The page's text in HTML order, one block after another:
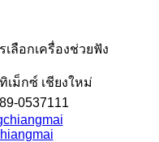
ลือกเครื่องช่วยฟัง
ม็กซ์ เชียงใหม่
0537111